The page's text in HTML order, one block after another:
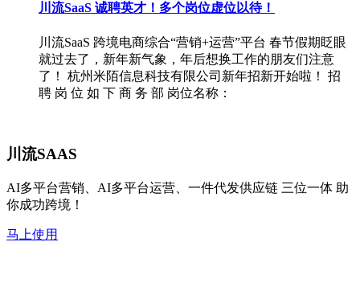
川流SaaS 诚聘英才！多个岗位虚位以待！
川流SaaS 跨境电商综合“营销+运营”平台 春节假期眨眼
就过去了，新年新气象，年后想换工作的朋友们注意
了！ 杭州米陌信息科技有限公司新年招新开始啦！ 招
聘 岗 位 如 下 商 务 部 岗位名称：
川流SAAS
AI多平台营销、AI多平台运营、一件代发供应链 三位一体 助
你成功跨境！
马上使用